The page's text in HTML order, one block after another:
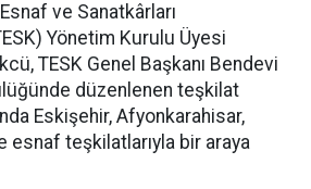
ve Sanatkârları
Yönetim Kurulu Üyesi
TESK Genel Başkanı Bendevi
düzenlenen teşkilat
Eskişehir, Afyonkarahisar,
esnaf teşkilatlarıyla bir araya